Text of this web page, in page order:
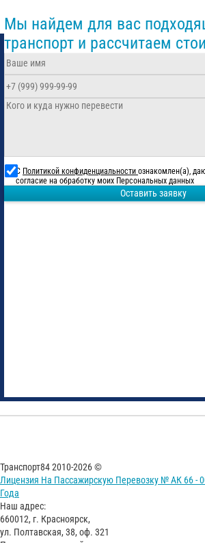
Мы найдем для вас
транспорт и рассчитаем
С Политикой конфиденциальности ознакомлен(а),
согласие на обработку моих Персональных данных
Оставить заявку
Транспорт84 2010-2026 ©
Лицензия На Пассажирскую Перевозку № АК 66 -
Года
Наш адрес:
660012, г. Красноярск,
ул. Полтавская, 38, оф. 321